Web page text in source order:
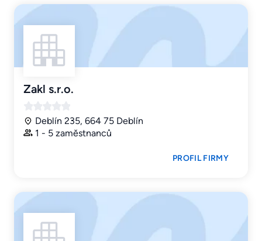
Zakl s.r.o.
Deblín 235, 664 75 Deblín
1 - 5 zaměstnanců
PROFIL FIRMY